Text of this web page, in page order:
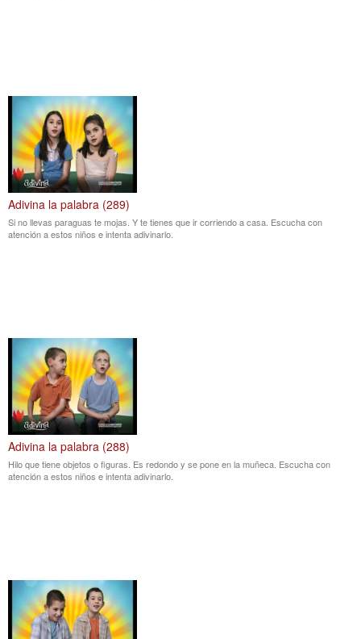
Adivina la palabra (289)
Si no llevas paraguas te mojas. Y te tienes que ir corriendo a casa. Escucha con
atención a estos niños e intenta adivinarlo.
Adivina la palabra (288)
Hilo que tiene objetos o figuras. Es redondo y se pone en la muñeca. Escucha con
atención a estos niños e intenta adivinarlo.